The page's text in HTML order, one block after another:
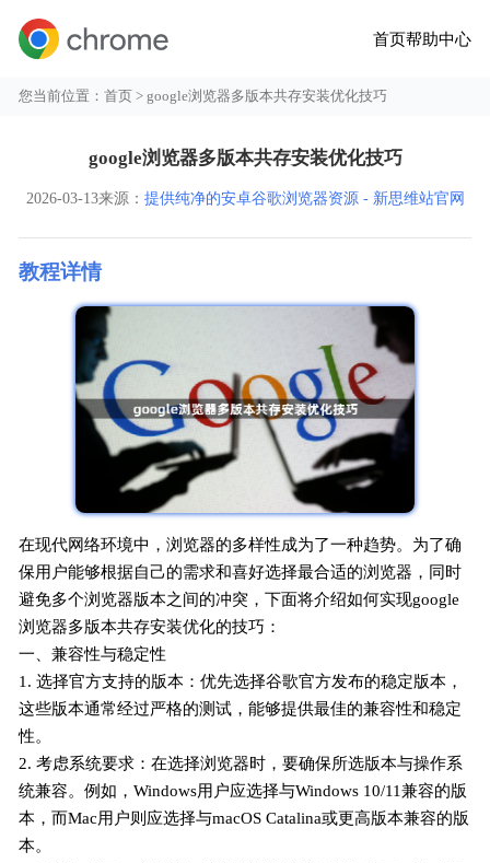
首页帮助中心
您当前位置：首页 > google浏览器多版本共存安装优化技巧
google浏览器多版本共存安装优化技巧
2026-03-13来源： 提供纯净的安卓谷歌浏览器资源 - 新思维站官网
教程详情
在现代网络环境中，浏览器的多样性成为了一种趋势。为了确
保用户能够根据自己的需求和喜好选择最合适的浏览器，同时
避免多个浏览器版本之间的冲突，下面将介绍如何实现google
浏览器多版本共存安装优化的技巧：
一、兼容性与稳定性
1. 选择官方支持的版本：优先选择谷歌官方发布的稳定版本，
这些版本通常经过严格的测试，能够提供最佳的兼容性和稳定
性。
2. 考虑系统要求：在选择浏览器时，要确保所选版本与操作系
统兼容。例如，Windows用户应选择与Windows 10/11兼容的版
本，而Mac用户则应选择与macOS Catalina或更高版本兼容的版
本。